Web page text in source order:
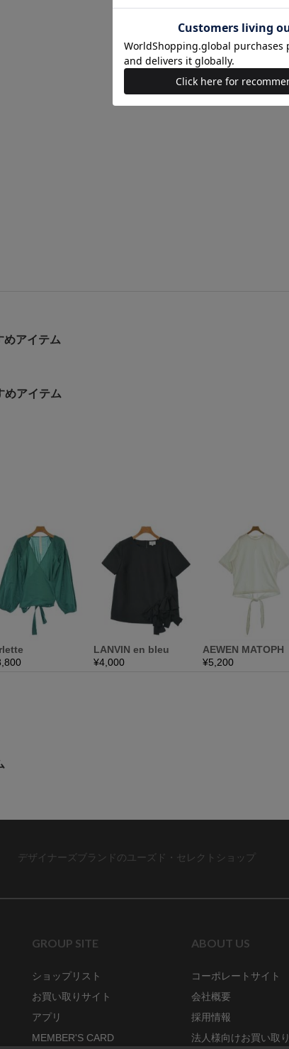
アイテム
めアイテム
デザイナーズブランドのユーズド・セレクトショップ
GROUP SITE
ショップリスト
お買い取りサイト
アプリ
MEMBER'S CARD
ABOUT US
コーポレートサイト
会社概要
採用情報
法人様向けお買い取り